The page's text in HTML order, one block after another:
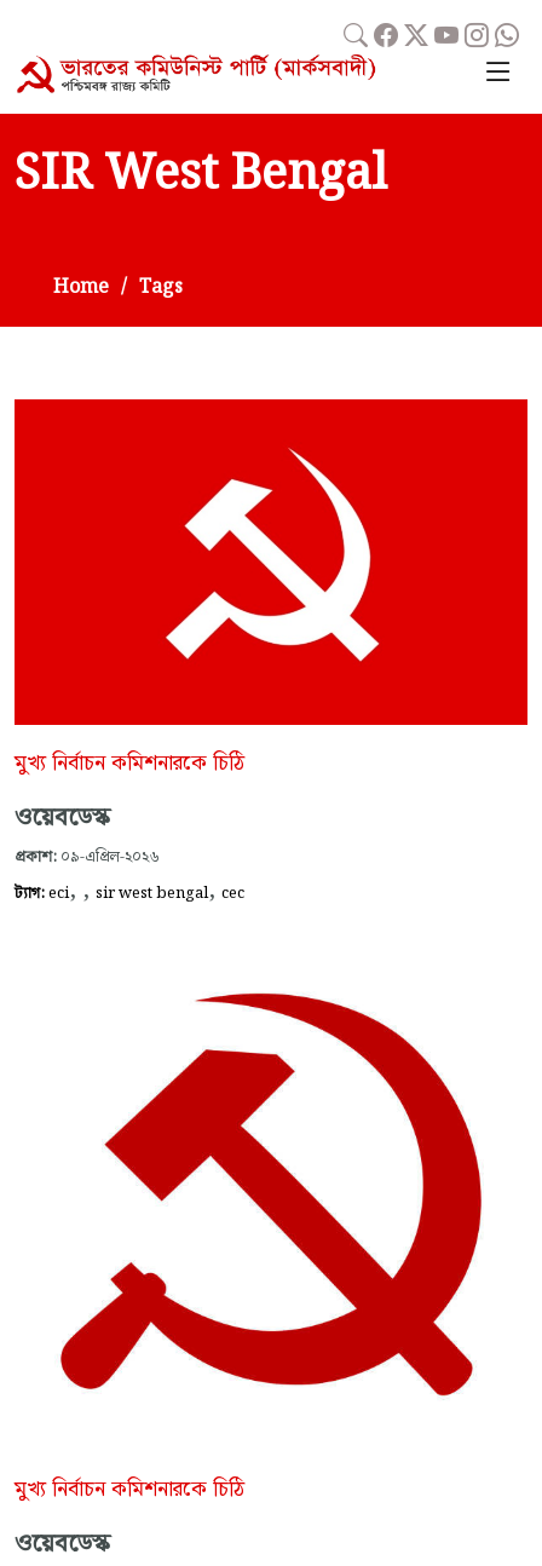
SIR West Bengal
Home Tags
মুখ্য নির্বাচন কমিশনারকে চিঠি
ওয়েবডেস্ক
প্রকাশ: ০৯-এপ্রিল-২০২৬
ট্যাগ:eci, , sir west bengal, cec
মুখ্য নির্বাচন কমিশনারকে চিঠি
ওয়েবডেস্ক